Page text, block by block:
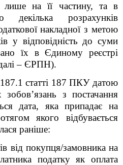
лише на її частину, та в
декілька розрахунків
накладної з метою
у відповідність до суми
їх в Єдиному реєстрі
– ЄРПН).
статті 187 ПКУ датою
з постачання
дата, яка припадає на
якого відбувається
раніше:
від покупця/замовника на
податку як оплата